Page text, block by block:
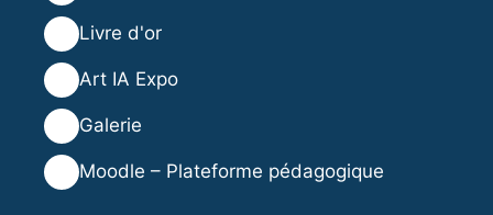
Livre d'or
Art IA Expo
Galerie
Moodle – Plateforme pédagogique